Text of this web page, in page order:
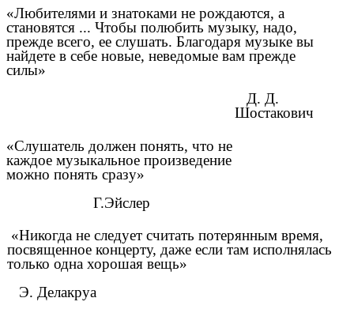
«Любителями и знатоками не рождаются, а
становятся ... Чтобы полюбить музыку, надо,
прежде всего, ее слушать. Благодаря музыке вы
найдете в себе новые, неведомые вам прежде
силы»
Д. Д.
Шостакович
«Слушатель должен понять, что не
каждое музыкальное произведение
можно понять сразу»
Г.Эйслер
«Никогда не следует считать потерянным время,
посвященное концерту, даже если там исполнялась
только одна хорошая вещь»
Э. Делакруа